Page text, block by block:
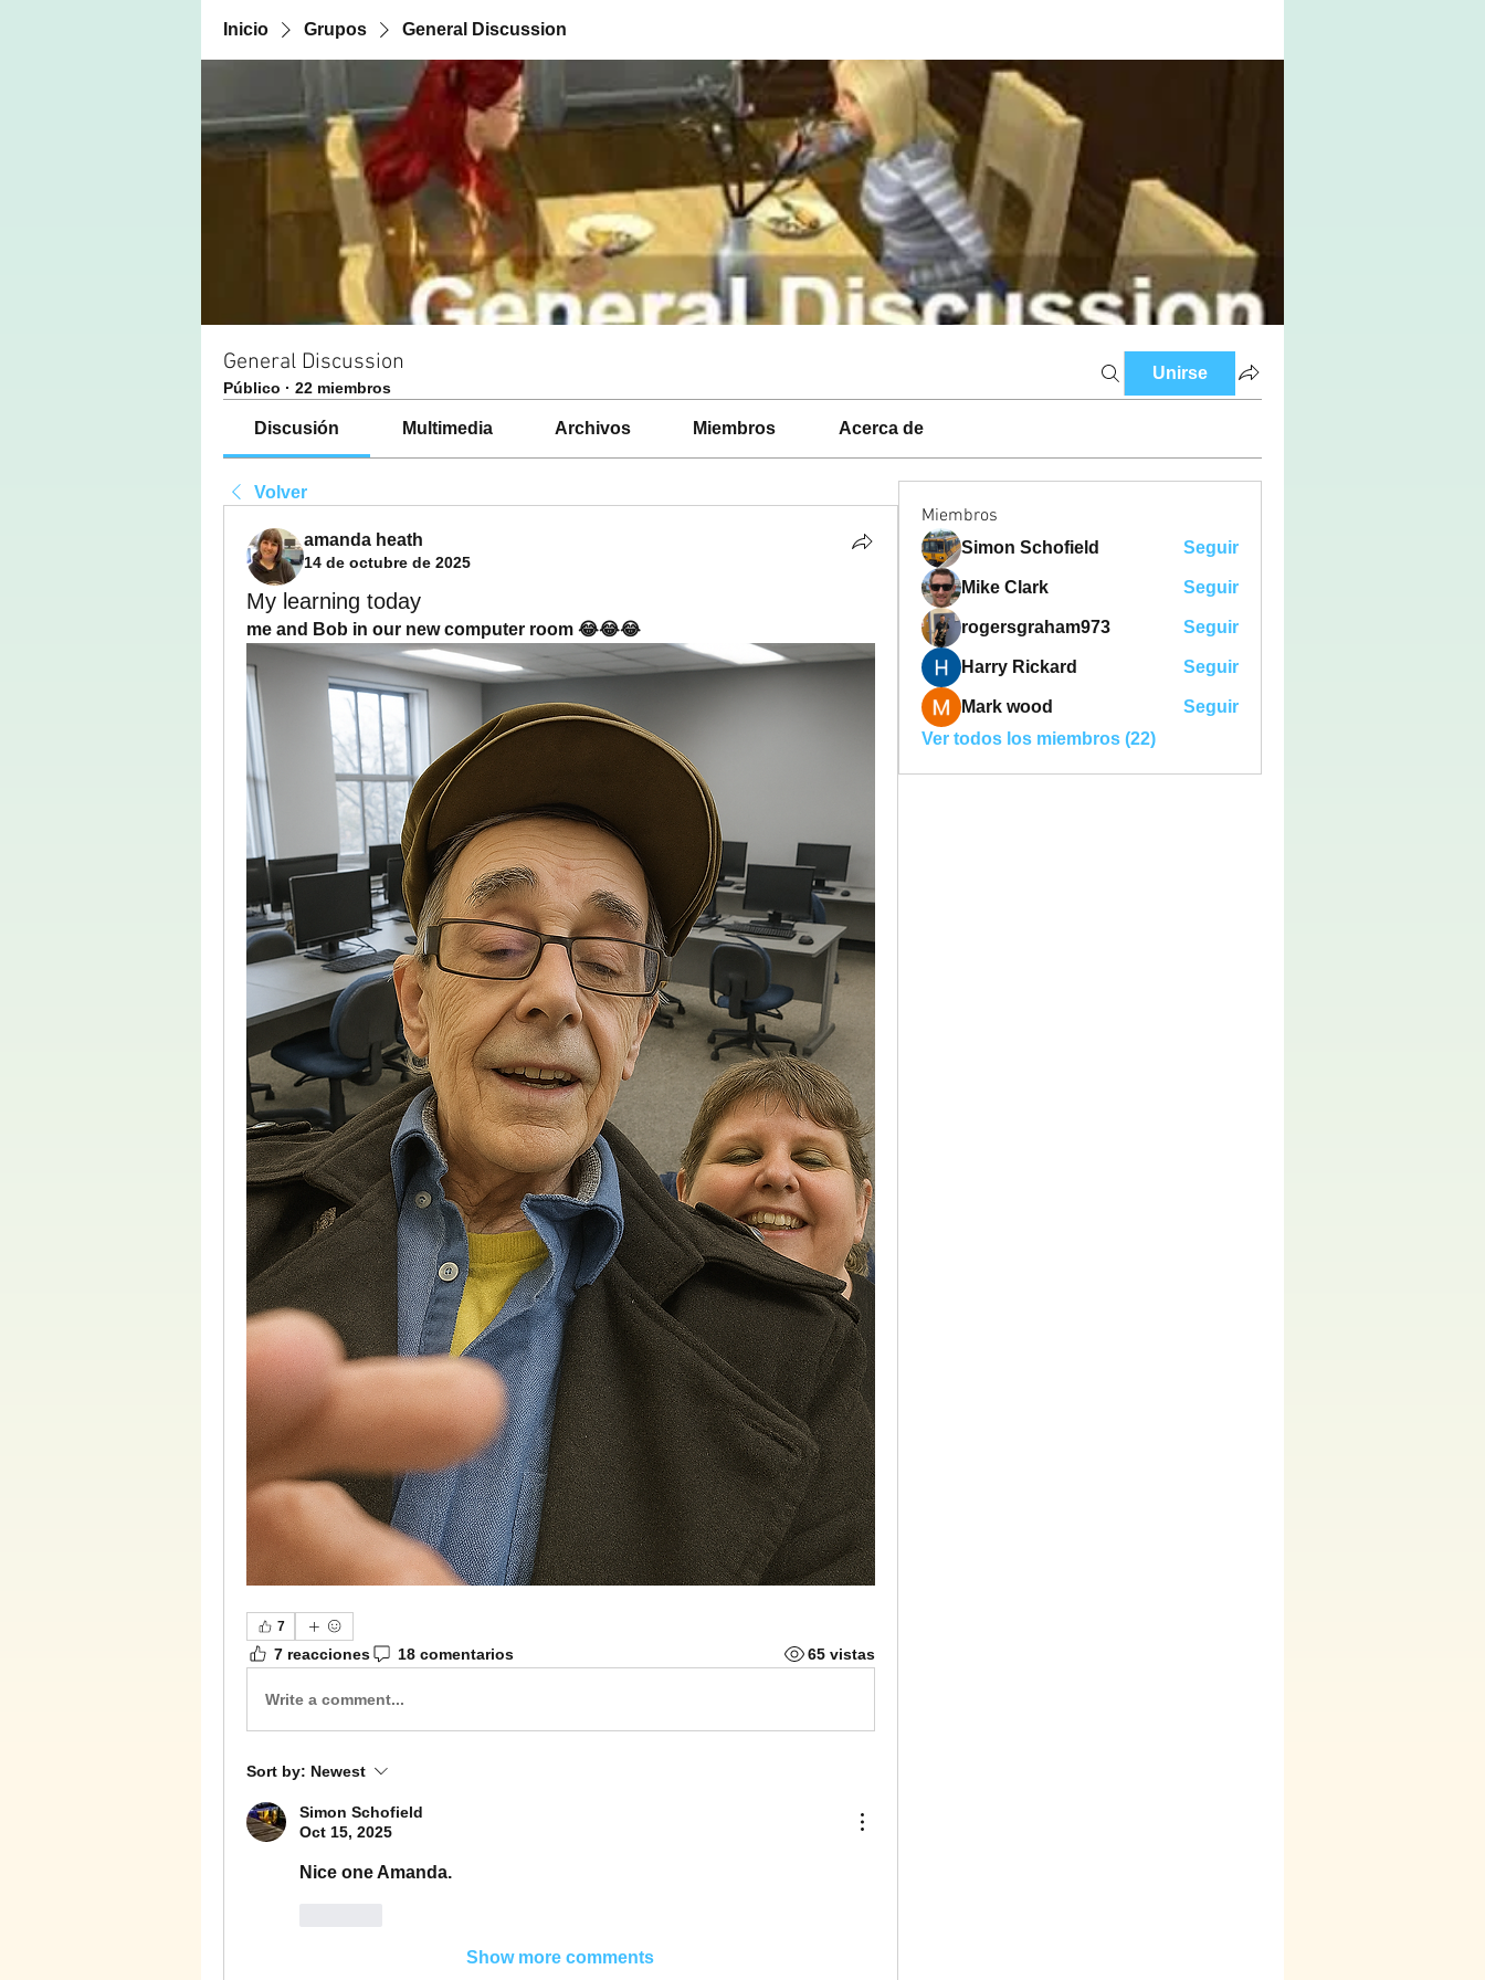
Inicio Grupos General Discussion
General Discussion
Público · 22 miembros
Unirse
Discusión Multimedia Archivos Miembros Acerca de
Volver
amanda heath
14 de octubre de 2025
My learning today
me and Bob in our new computer room 😂😂😂
7
7 reacciones 18 comentarios 65 vistas
Write a comment...
Sort by: Newest
Simon Schofield
Oct 15, 2025
Nice one Amanda.
Show more comments
Miembros
Simon Schofield Seguir
Mike Clark Seguir
rogersgraham973 Seguir
Harry Rickard Seguir
Mark wood
Seguir
Ver todos los miembros (22)